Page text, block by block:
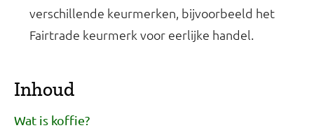
verschillende keurmerken, bijvoorbeeld het
Fairtrade keurmerk voor eerlijke handel.
Inhoud
Wat is koffie?